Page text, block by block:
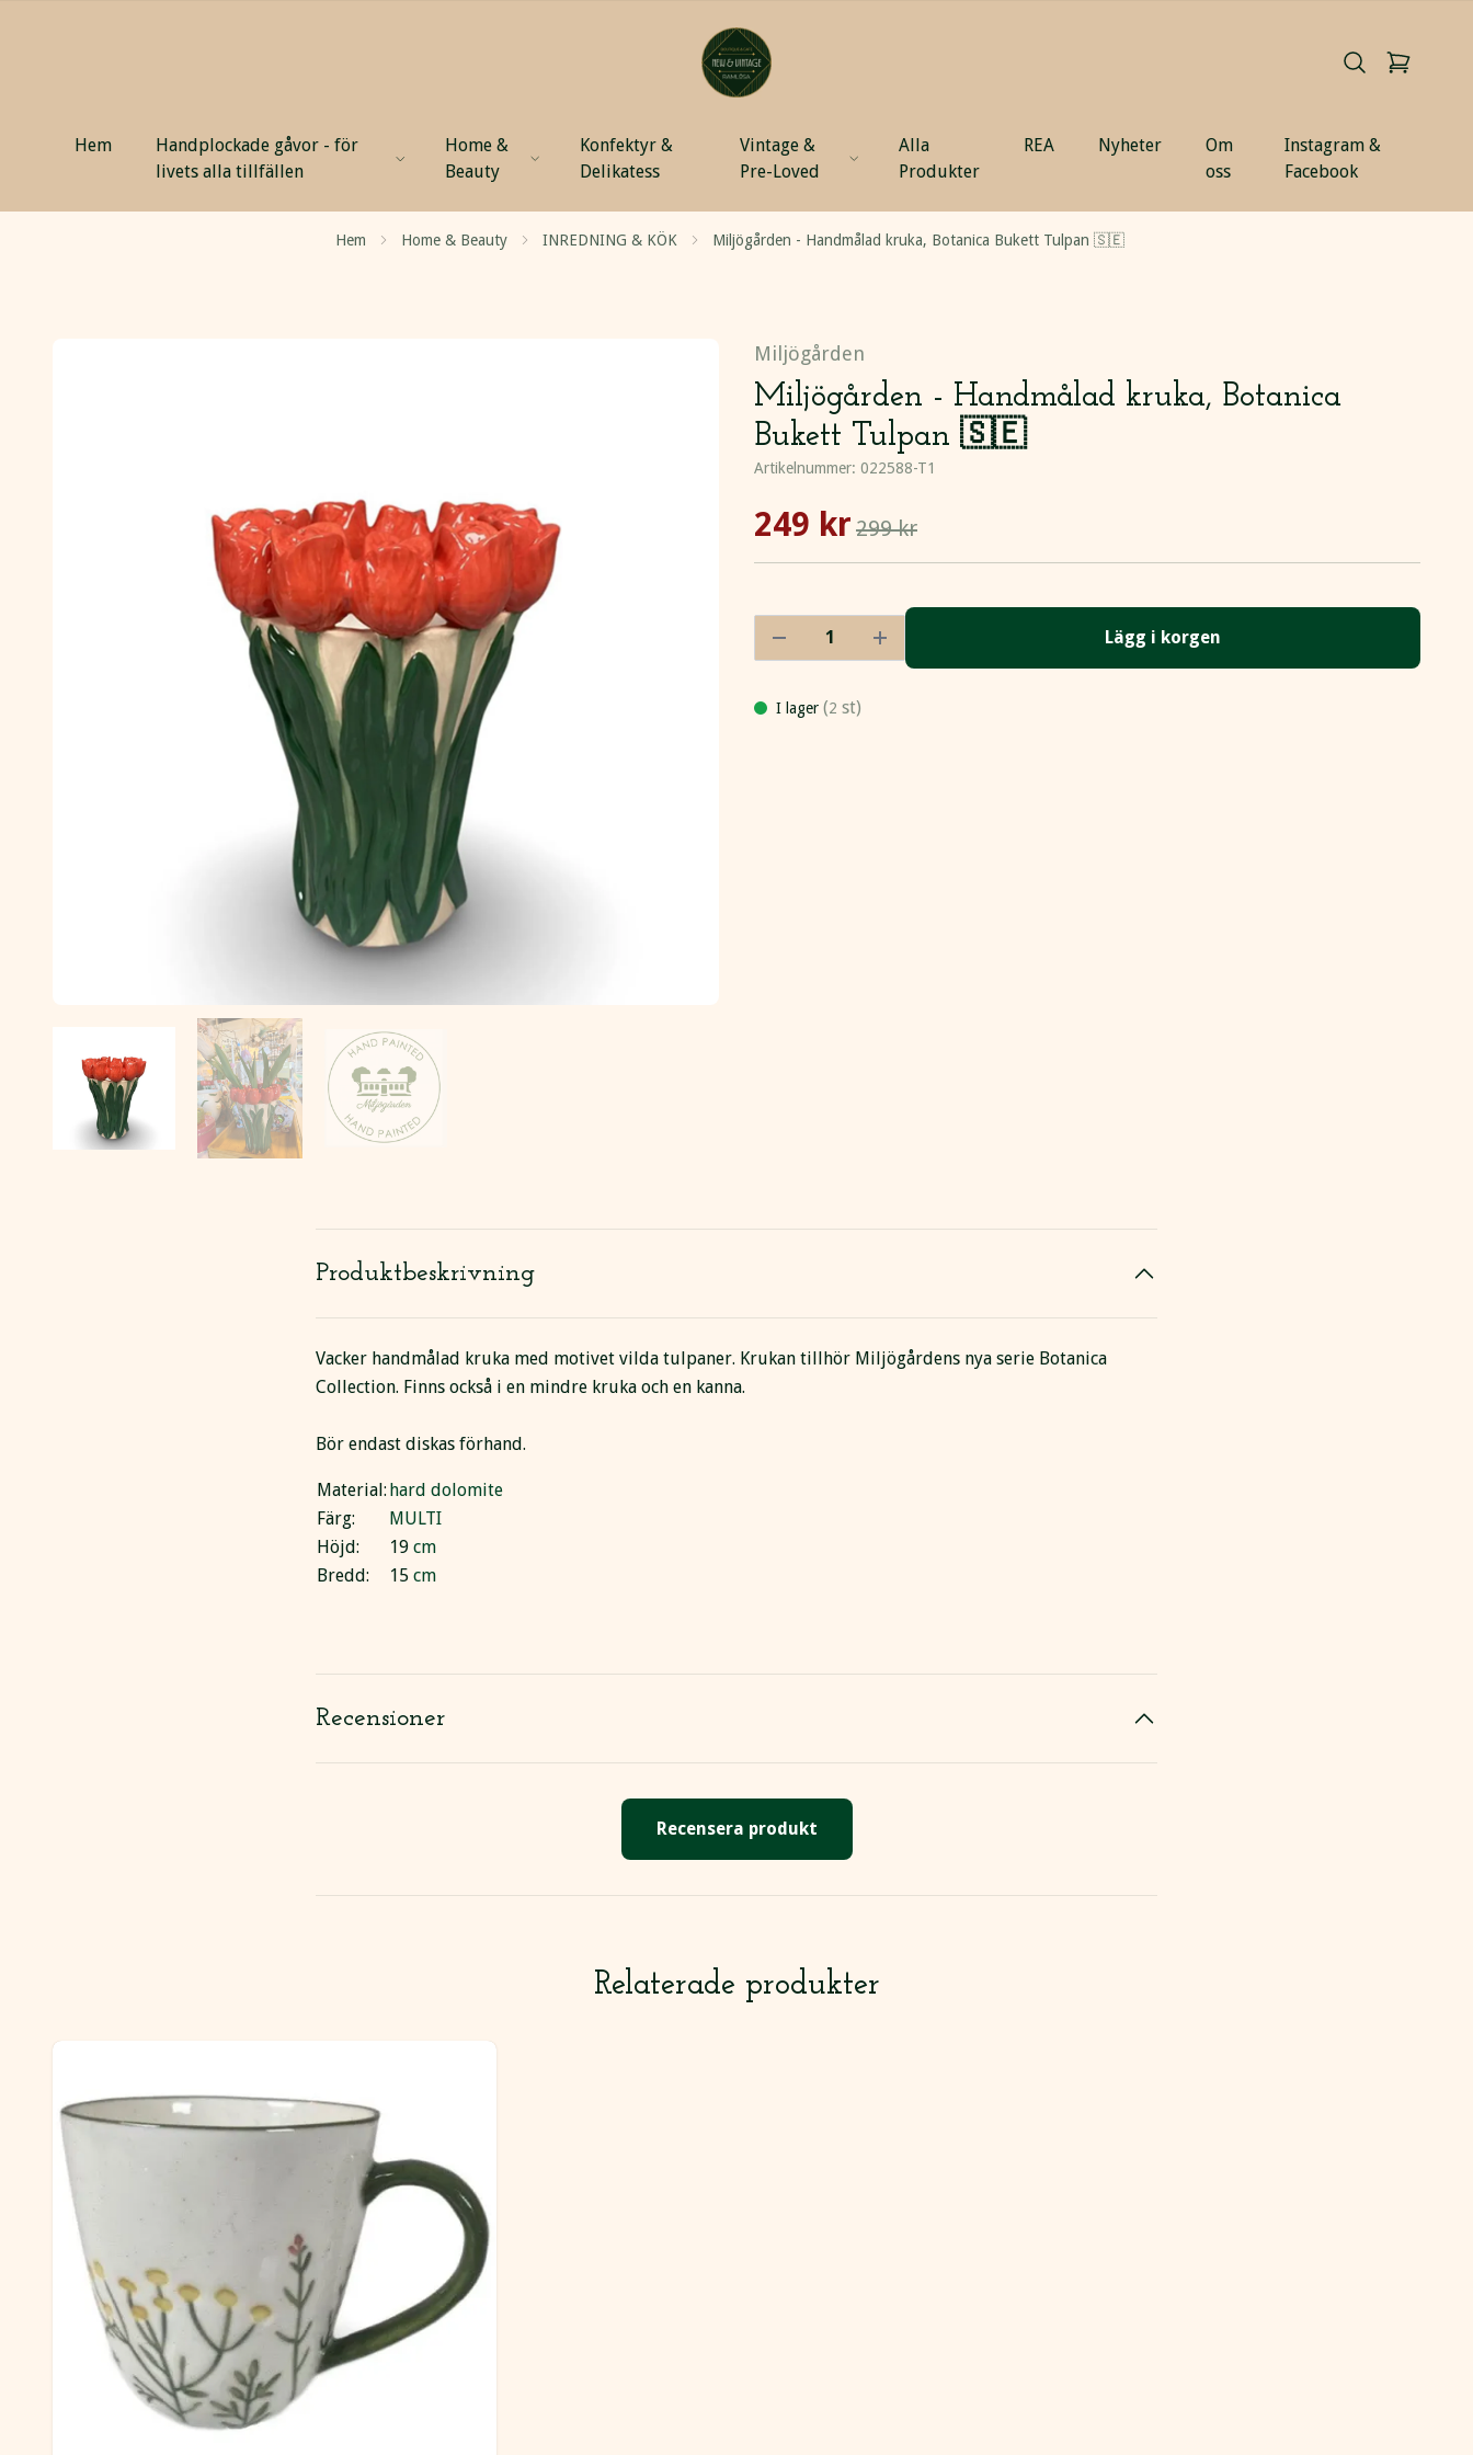
Hem
Handplockade gåvor - för
livets alla tillfällen
Home &
Beauty
Konfektyr &
Delikatess
Vintage &
Pre-Loved
Alla
Produkter
REA Nyheter
Om
oss
Instagram &
Facebook
Hem Home & Beauty INREDNING & KÖK Miljögården - Handmålad kruka, Botanica Bukett Tulpan 🇸🇪
Miljögården
Miljögården - Handmålad kruka, Botanica
Bukett Tulpan 🇸🇪
Artikelnummer: 022588-T1
249 kr 299 kr
Lägg i korgen
I lager (2 st)
Produktbeskrivning
Vacker handmålad kruka med motivet vilda tulpaner. Krukan tillhör Miljögårdens nya serie Botanica
Collection. Finns också i en mindre kruka och en kanna.
Bör endast diskas förhand.
Material: hard dolomite
Färg:
MULTI
Höjd:
19 cm
Bredd:
15 cm
Recensioner
Recensera produkt
Relaterade produkter